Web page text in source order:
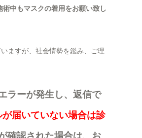
中もマスクの着用をお願い致し
ますが、社会情勢を鑑み、ご理
ラーが発生し、返信で
届いていない場合は診
確認された場合は、お